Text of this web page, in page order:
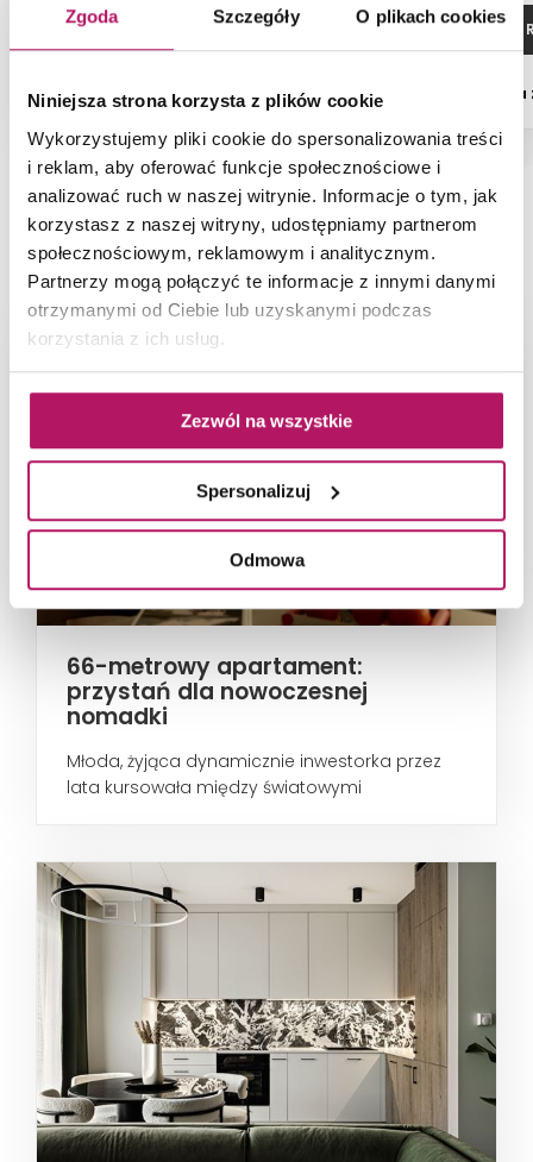
Zgoda Szczegóły O plikach cookies
Niniejsza strona korzysta z plików cookie
Wykorzystujemy pliki cookie do spersonalizowania treści
i reklam, aby oferować funkcje społecznościowe i
analizować ruch w naszej witrynie. Informacje o tym, jak
korzystasz z naszej witryny, udostępniamy partnerom
społecznościowym, reklamowym i analitycznym.
Partnerzy mogą połączyć te informacje z innymi danymi
otrzymanymi od Ciebie lub uzyskanymi podczas
korzystania z ich usług.
Zezwól na wszystkie
Spersonalizuj
Odmowa
ZOBACZ PRODUKT
Dostępność:na zamówienie
ZOBACZ
NAJNOWSZE ARTYKUŁY
66-metrowy apartament:
przystań dla nowoczesnej
nomadki
Młoda, żyjąca dynamicznie inwestorka przez
lata kursowała między światowymi